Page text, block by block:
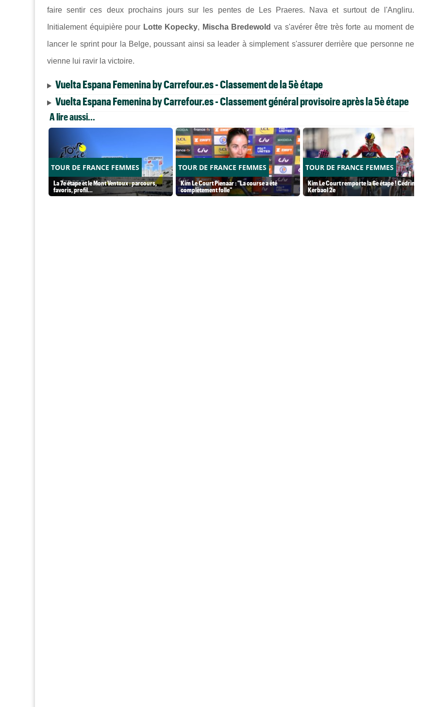
faire sentir ces deux prochains jours sur les pentes de Les Praeres. Nava et surtout de l'Angliru.
Initialement équipière pour Lotte Kopecky, Mischa Bredewoldva s'avérer être très forte au moment de
lancer le sprint pour la Belge, poussant ainsi sa leader à simplement s'assurer derrière que personne ne
vienne lui ravir la victoire.
Vuelta Espana Femenina by Carrefour.es - Classement de la 5è étape
Vuelta Espana Femenina by Carrefour.es - Classement général provisoire après la 5è étape
A lire aussi...
TOUR DE FRANCE FEMMES
La 7e étape et le Mont Ventoux : parcours,
favoris, profil…
TOUR DE FRANCE FEMMES
Kim Le Court Pienaar : "La course a été
complètement folle"
TOUR DE FRANCE FEMMES
Kim Le Court remporte la 6e étape ! Cédrine
Kerbaol 2e